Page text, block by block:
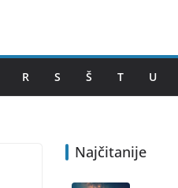
R S Š T U
Najčitanije